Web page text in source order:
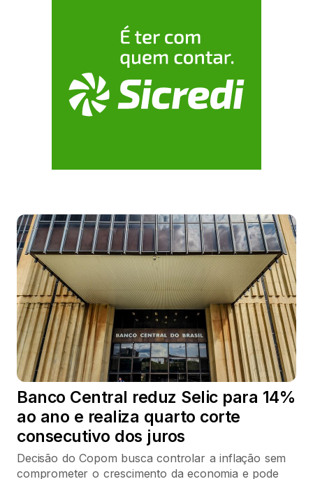
Banco Central reduz Selic para 14%
ao ano e realiza quarto corte
consecutivo dos juros
Decisão do Copom busca controlar a inflação sem
comprometer o crescimento da economia e pode